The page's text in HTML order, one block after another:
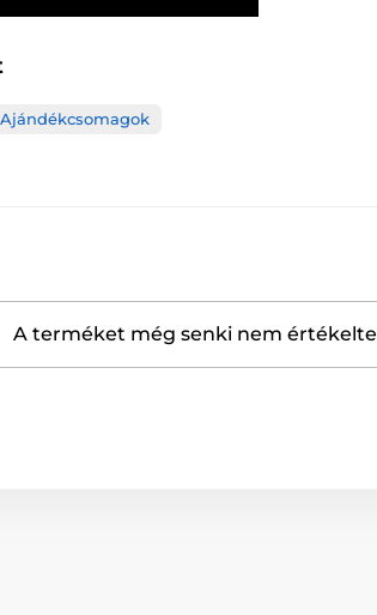
Ajándékcsomagok
A terméket még senki nem értékelte